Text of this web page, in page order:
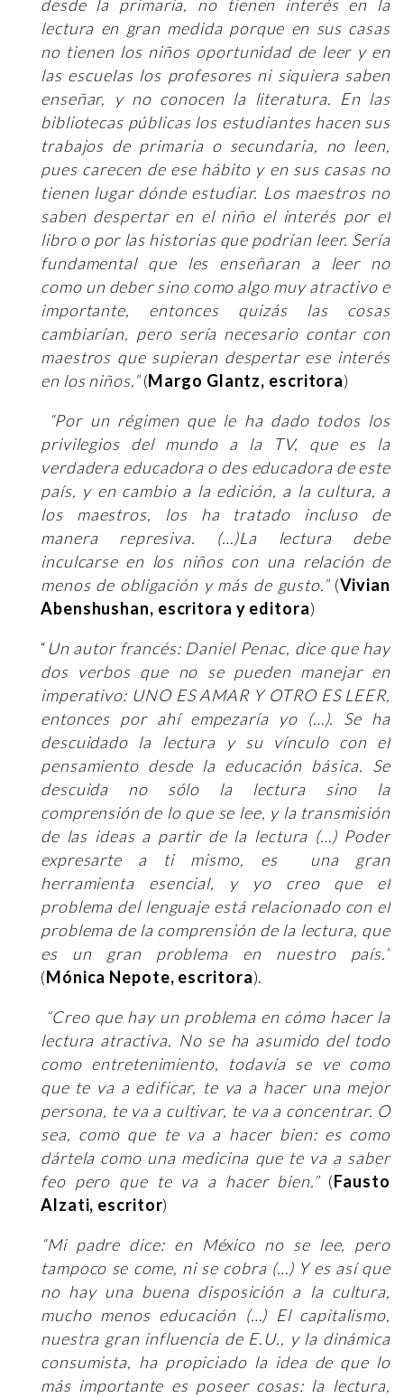
desde la primaria, no tienen interés en la
lectura en gran medida porque en sus casas
no tienen los niños oportunidad de leer y en
las escuelas los profesores ni siquiera saben
enseñar, y no conocen la literatura. En las
bibliotecas públicas los estudiantes hacen sus
trabajos de primaria o secundaria, no leen,
pues carecen de ese hábito y en sus casas no
tienen lugar dónde estudiar. Los maestros no
saben despertar en el niño el interés por el
libro o por las historias que podrían leer. Sería
fundamental que les enseñaran a leer no
como un deber sino como algo muy atractivo e
importante, entonces quizás las cosas
cambiarían, pero sería necesario contar con
maestros que supieran despertar ese interés
en los niños.”(Margo Glantz, escritora)
“Por un régimen que le ha dado todos los
privilegios del mundo a la TV, que es la
verdadera educadora o des educadora de este
país, y en cambio a la edición, a la cultura, a
los maestros, los ha tratado incluso de
manera represiva. (…)La lectura debe
inculcarse en los niños con una relación de
menos de obligación y más de gusto.”(Vivian
Abenshushan, escritora y editora)
“Un autor francés: Daniel Penac, dice que hay
dos verbos que no se pueden manejar en
imperativo: UNO ES AMAR Y OTRO ES LEER,
entonces por ahí empezaría yo (…). Se ha
descuidado la lectura y su vínculo con el
pensamiento desde la educación básica. Se
descuida no sólo la lectura sino la
comprensión de lo que se lee, y la transmisión
de las ideas a partir de la lectura (…) Poder
expresarte a ti mismo, es una gran
herramienta esencial, y yo creo que el
problema del lenguaje está relacionado con el
problema de la comprensión de la lectura, que
es un gran problema en nuestro país.”
(Mónica Nepote, escritora).
“Creo que hay un problema en cómo hacer la
lectura atractiva. No se ha asumido del todo
como entretenimiento, todavía se ve como
que te va a edificar, te va a hacer una mejor
persona, te va a cultivar, te va a concentrar. O
sea, como que te va a hacer bien: es como
dártela como una medicina que te va a saber
feo pero que te va a hacer bien.” (Fausto
Alzati, escritor)
“Mi padre dice: en México no se lee, pero
tampoco se come, ni se cobra (…) Y es así que
no hay una buena disposición a la cultura,
mucho menos educación (…) El capitalismo,
nuestra gran influencia de E.U., y la dinámica
consumista, ha propiciado la idea de que lo
más importante es poseer cosas: la lectura,